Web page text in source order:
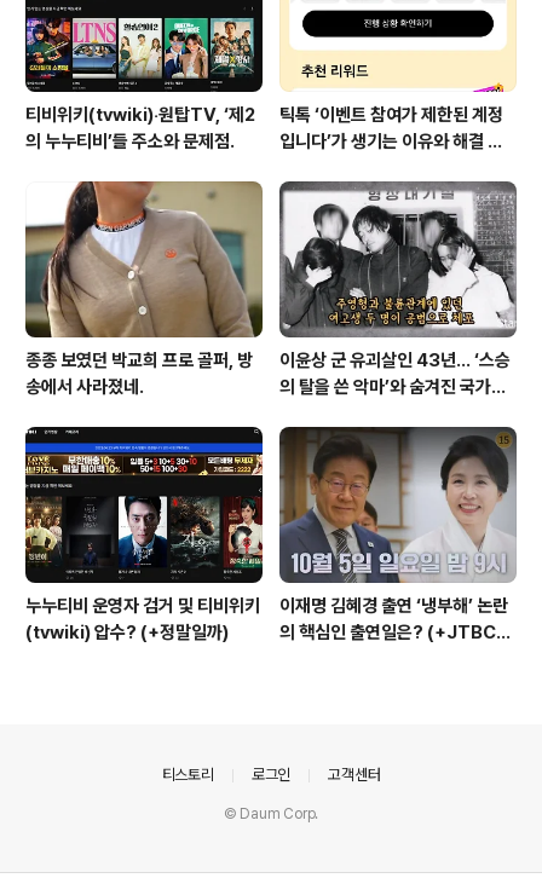
티비위키(tvwiki)‧원탑TV, ‘제2
의 누누티비’들 주소와 문제점.
틱톡 ‘이벤트 참여가 제한된 계정
입니다’가 생기는 이유와 해결 방
종종 보였던 박교희 프로 골퍼, 방
송에서 사라졌네.
이윤상 군 유괴살인 43년… ‘스승
의 탈을 쓴 악마’와 숨겨진 국가폭
누누티비 운영자 검거 및 티비위키
(tvwiki) 압수? (+정말일까)
이재명 김혜경 출연 ‘냉부해’ 논란
의 핵심인 출연일은? (+JTBC
티스토리 로그인 고객센터
© Daum Corp.